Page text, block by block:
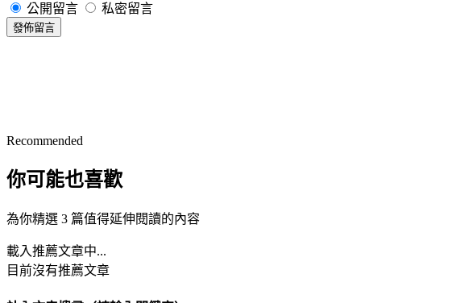
公開留言 私密留言
發佈留言
Recommended
你可能也喜歡
為你精選 3 篇值得延伸閱讀的內容
載入推薦文章中...
目前沒有推薦文章